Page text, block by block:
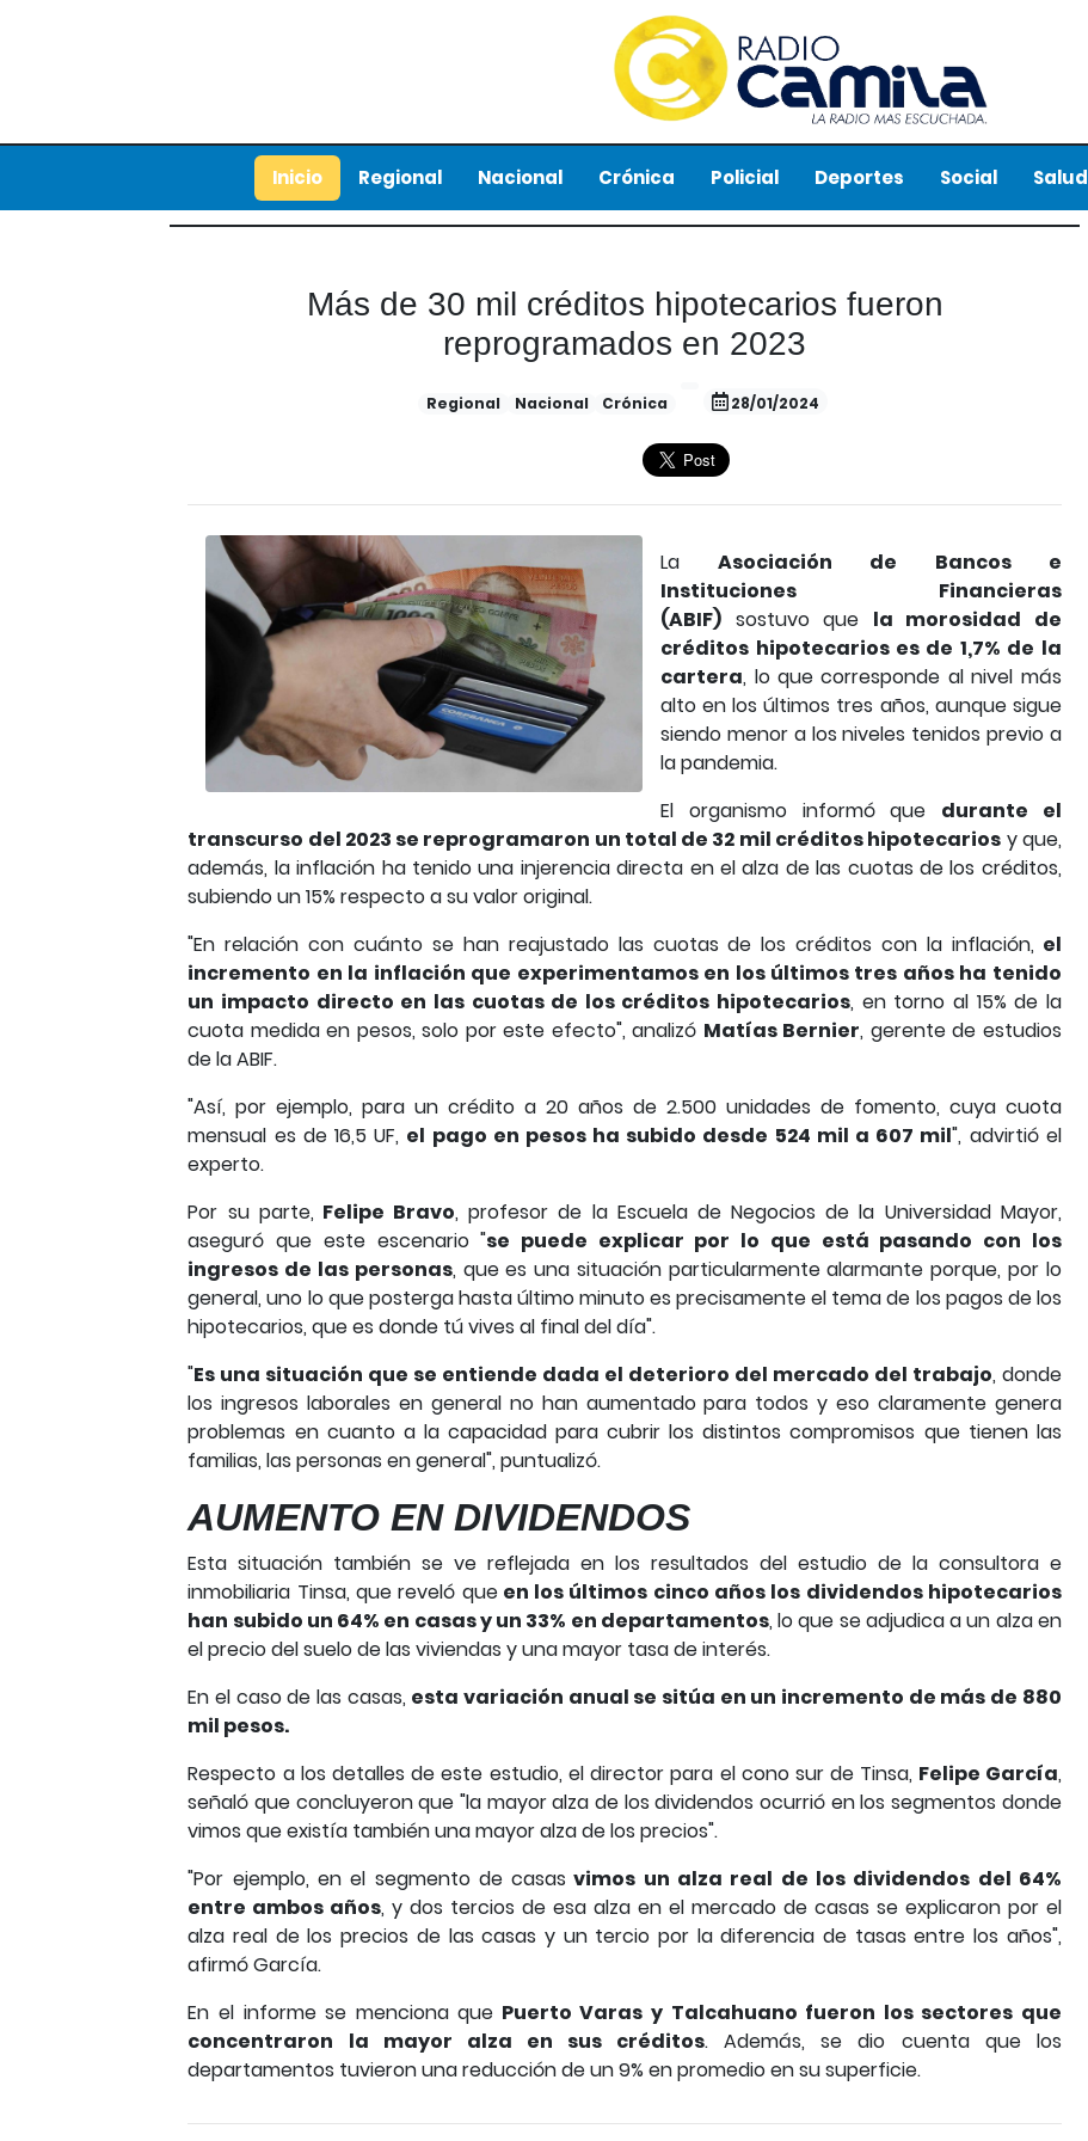
Inicio Regional Nacional Crónica Policial Deportes Social Salud
Más de 30 mil créditos hipotecarios fueron
reprogramados en 2023
Regional Nacional Crónica 28/01/2024
LaAsociación de Bancos e
Instituciones Financieras
(ABIF) sostuvo que la morosidad de
créditos hipotecarios es de 1,7% de la
cartera, lo que corresponde al nivel más
alto en los últimos tres años, aunque sigue
siendo menor a los niveles tenidos previo a
la pandemia.
El organismo informó que durante el
transcurso del 2023 se reprogramaron un total de 32 mil créditos hipotecarios y que,
además, la inflación ha tenido una injerencia directa en el alza de las cuotas de los créditos,
subiendo un 15% respecto a su valor original.
"En relación con cuánto se han reajustado las cuotas de los créditos con la inflación, el
incremento en la inflación que experimentamos en los últimos tres años ha tenido
un impacto directo en las cuotas de los créditos hipotecarios, en torno al 15% de la
cuota medida en pesos, solo por este efecto", analizó Matías Bernier, gerente de estudios
de la ABIF.
"Así, por ejemplo, para un crédito a 20 años de 2.500 unidades de fomento, cuya cuota
mensual es de 16,5 UF, el pago en pesos ha subido desde 524 mil a 607 mil", advirtió el
experto.
Por su parte, Felipe Bravo, profesor de la Escuela de Negocios de la Universidad Mayor,
aseguró que este escenario "se puede explicar por lo que está pasando con los
ingresos de las personas, que es una situación particularmente alarmante porque, por lo
general, uno lo que posterga hasta último minuto es precisamente el tema de los pagos de los
hipotecarios, que es donde tú vives al final del día".
"Es una situación que se entiende dada el deterioro del mercado del trabajo, donde
los ingresos laborales en general no han aumentado para todos y eso claramente genera
problemas en cuanto a la capacidad para cubrir los distintos compromisos que tienen las
familias, las personas en general", puntualizó.
AUMENTO EN DIVIDENDOS
Esta situación también se ve reflejada en los resultados del estudio de la consultora e
inmobiliaria Tinsa, que reveló queen los últimos cinco años los dividendos hipotecarios
han subido un 64% en casas y un 33% en departamentos, lo que se adjudica a un alza en
el precio del suelo de las viviendas y una mayor tasa de interés.
En el caso de las casas, esta variación anual se sitúa en un incremento de más de 880
mil pesos.
Respecto a los detalles de este estudio, el director para el cono sur de Tinsa, Felipe García,
señaló que concluyeron que "la mayor alza de los dividendos ocurrió en los segmentos donde
vimos que existía también una mayor alza de los precios".
"Por ejemplo, en el segmento de casas vimos un alza real de los dividendos del 64%
entre ambos años, y dos tercios de esa alza en el mercado de casas se explicaron por el
alza real de los precios de las casas y un tercio por la diferencia de tasas entre los años",
afirmó García.
En el informe se menciona que Puerto Varas y Talcahuano fueron los sectores que
concentraron la mayor alza en sus créditos. Además, se dio cuenta que los
departamentos tuvieron una reducción de un 9% en promedio en su superficie.